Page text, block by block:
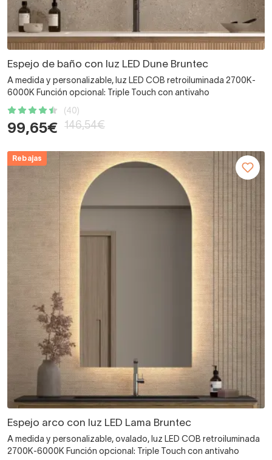
Espejo de baño con luz LED Dune Bruntec
A medida y personalizable, luz LED COB retroiluminada 2700K-
6000K Función opcional: Triple Touch con antivaho
(40)
99,65€ 146,54€
Rebajas
Espejo arco con luz LED Lama Bruntec
A medida y personalizable, ovalado, luz LED COB retroiluminada
2700K-6000K Función opcional: Triple Touch con antivaho